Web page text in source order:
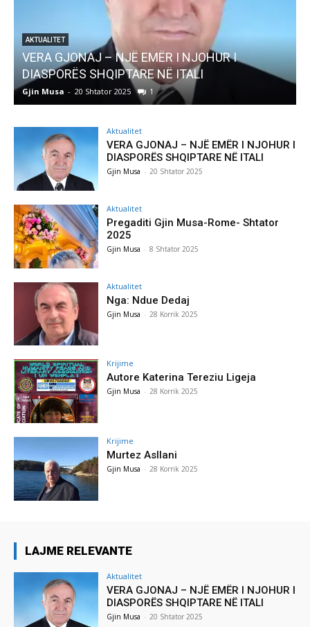
AKTUALITET
Pregaditi Gjin Musa-Rome- Shtator 2025
Gjin Musa - 8 Shtator 2025 0
Aktualitet
VERA GJONAJ – NJË EMËR I NJOHUR I
DIASPORËS SHQIPTARE NË ITALI
Gjin Musa - 20 Shtator 2025
Aktualitet
Pregaditi Gjin Musa-Rome- Shtator
2025
Gjin Musa - 8 Shtator 2025
Aktualitet
Nga: Ndue Dedaj
Gjin Musa - 28 Korrik 2025
Krijime
Autore Katerina Tereziu Ligeja
Gjin Musa - 28 Korrik 2025
Krijime
Murtez Asllani
Gjin Musa - 28 Korrik 2025
LAJME RELEVANTE
Aktualitet
VERA GJONAJ – NJË EMËR I NJOHUR I
DIASPORËS SHQIPTARE NË ITALI
Gjin Musa - 20 Shtator 2025